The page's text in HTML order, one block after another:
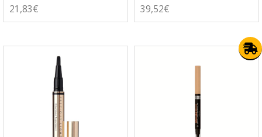
21,83€ 39,52€